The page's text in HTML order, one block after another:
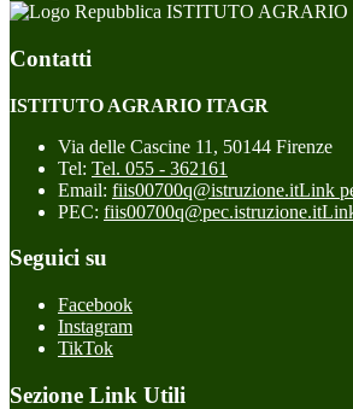
ISTITUTO AGRARIO
Contatti
ISTITUTO AGRARIO ITAGR
Via delle Cascine 11, 50144 Firenze
Tel: Tel. 055 - 362161
Email: fiis00700q@istruzione.itLink
PEC: fiis00700q@pec.istruzione.it
Seguici su
Facebook
Instagram
TikTok
Sezione Link Utili